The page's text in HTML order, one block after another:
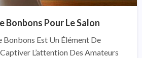
Bonbons Pour Le Salon
Bonbons Est Un Élément De
L’attention Des Amateurs